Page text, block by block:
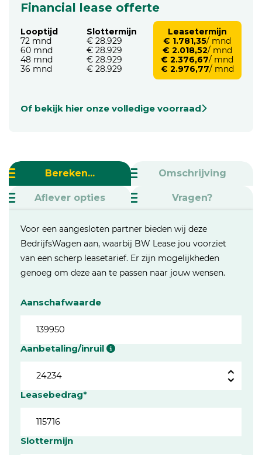
Financial lease offerte
Looptijd
72 mnd
60 mnd
48 mnd
36 mnd
Slottermijn
€ 28.929
€ 28.929
€ 28.929
€ 28.929
Leasetermijn
€ 1.781,35/ mnd
€ 2.018,52/ mnd
€ 2.376,67/ mnd
€ 2.976,77/ mnd
Of bekijk hier onze volledige voorraad
Bereken... Omschrijving
Aflever opties Vragen?
Voor een aangesloten partner bieden wij deze
BedrijfsWagen aan, waarbij BW Lease jou voorziet
van een scherp leasetarief. Er zijn mogelijkheden
genoeg om deze aan te passen naar jouw wensen.
Aanschafwaarde
Aanbetaling/inruil
Leasebedrag*
Slottermijn